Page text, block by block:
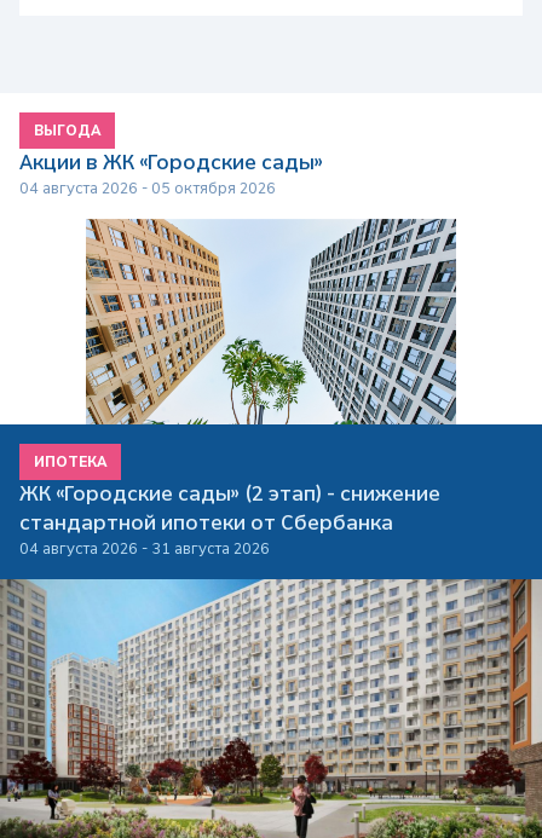
ВЫГОДА
Акции в ЖК «Городские сады»
04 августа 2026 - 05 октября 2026
ИПОТЕКА
ЖК «Городские сады» (2 этап) - снижение
стандартной ипотеки от Сбербанка
04 августа 2026 - 31 августа 2026